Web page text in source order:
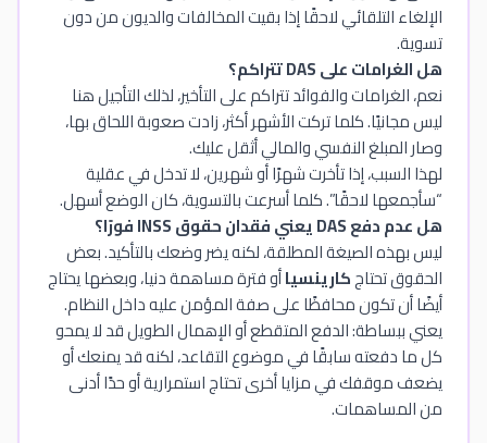
الإلغاء التلقائي لاحقًا إذا بقيت المخالفات والديون من دون
تسوية.
هل الغرامات على DAS تتراكم؟
نعم، الغرامات والفوائد تتراكم على التأخير، لذلك التأجيل هنا
ليس مجانيًا. كلما تركت الأشهر أكثر، زادت صعوبة اللحاق بها،
وصار المبلغ النفسي والمالي أثقل عليك.
لهذا السبب، إذا تأخرت شهرًا أو شهرين، لا تدخل في عقلية
“سأجمعها لاحقًا”. كلما أسرعت بالتسوية، كان الوضع أسهل.
هل عدم دفع DAS يعني فقدان حقوق INSS فورًا؟
ليس بهذه الصيغة المطلقة، لكنه يضر وضعك بالتأكيد. بعض
الحقوق تحتاجكارينسياأو فترة مساهمة دنيا، وبعضها يحتاج
أيضًا أن تكون محافظًا على صفة المؤمن عليه داخل النظام.
يعني ببساطة: الدفع المتقطع أو الإهمال الطويل قد لا يمحو
كل ما دفعته سابقًا في موضوع التقاعد، لكنه قد يمنعك أو
يضعف موقفك في مزايا أخرى تحتاج استمرارية أو حدًا أدنى
من المساهمات.